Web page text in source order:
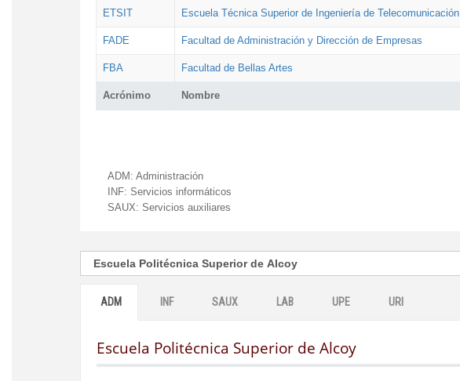
Acrónimo Nombre
ETSIT Escuela Técnica Superior de Ingeniería de Telecomunicación
FADE Facultad de Administración y Dirección de Empresas
FBA Facultad de Bellas Artes
ADM: Administración
INF: Servicios informáticos
SAUX: Servicios auxiliares
ADM INF SAUX LAB UPE URI
Escuela Politécnica Superior de Alcoy